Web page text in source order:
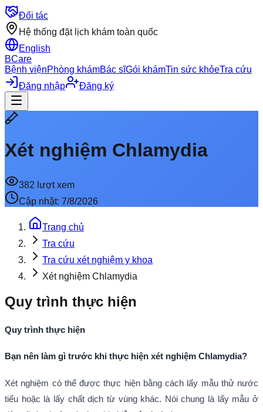
Đối tác
Hệ thống đặt lịch khám toàn quốc
English
BCare
Bệnh việnPhòng khámBác sĩGói khámTin sức khỏeTra cứu
Đăng nhập
Đăng ký
Xét nghiệm Chlamydia
382 lượt xem
Cập nhật: 7/8/2026
Trang chủ
Tra cứu
Tra cứu xét nghiệm y khoa
Xét nghiệm Chlamydia
Quy trình thực hiện
Quy trình thực hiện
Bạn nên làm gì trước khi thực hiện xét nghiệm Chlamydia?
Xét nghiệm có thể được thực hiện bằng cách lấy mẫu thử nước
tiểu hoặc là lấy chất dịch từ vùng khác. Nói chung là lấy mẫu ở